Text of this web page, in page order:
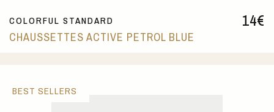
14€
COLORFUL STANDARD
CHAUSSETTES ACTIVE PETROL BLUE
BEST SELLERS